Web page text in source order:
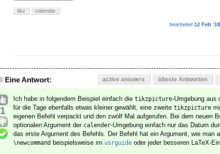
tikz calendar
bearbeitet 12 Feb
Eine Antwort: active answers älteste Antworten
1
Ich habe in folgendem Beispiel einfach die tikzpicture-Umgebung aus
für die Tage ebenfalls etwas kleiner gewählt, eine zweite tikzpicture
eigenen Befehl verpackt und den zwölf Mal aufgerufen. Bei dem neuen
optionalen Argument der calender-Umgebung einfach nur das Datum
das erste Argument des Befehls. Der Befehl hat ein Argument, wie man
\newcommand beispielsweise im usrguide oder jeder besseren LaTeX-